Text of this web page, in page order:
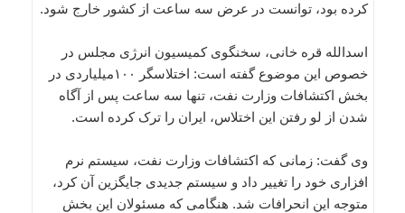
کرده بود، توانست در عرض سه ساعت از کشور خارج شود.
اسدالله قره خانی، سخنگوی کمیسیون انرژی مجلس در
خصوص این موضوع گفته است: اختلاسگر ۱۰۰میلیاردی در
بخش اکتشافات وزارت نفت، تنها سه ساعت پس از آگاه
شدن از لو رفتن این اختلاس، ایران را ترک کرده است.
وی گفت: زمانی که اکتشافات وزارت نفت، سیستم نرم
افزاری خود را تغییر داد و سیستم جدیدی جایگزین آن کرد،
متوجه این انحرافات شد. هنگامی که مسئولان این بخش